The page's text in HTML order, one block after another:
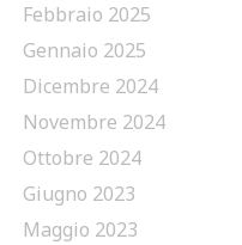
Febbraio 2025
Gennaio 2025
Dicembre 2024
Novembre 2024
Ottobre 2024
Giugno 2023
Maggio 2023